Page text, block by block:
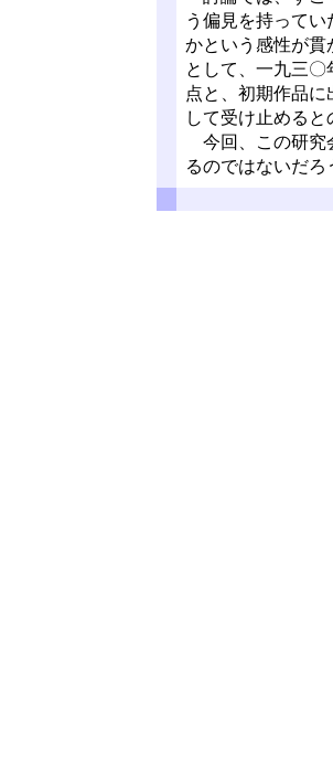
う偏見を持って
かという感性が貫
として、一九三
点と、初期作品
して受け止める
今回、この研究
るのではないだ